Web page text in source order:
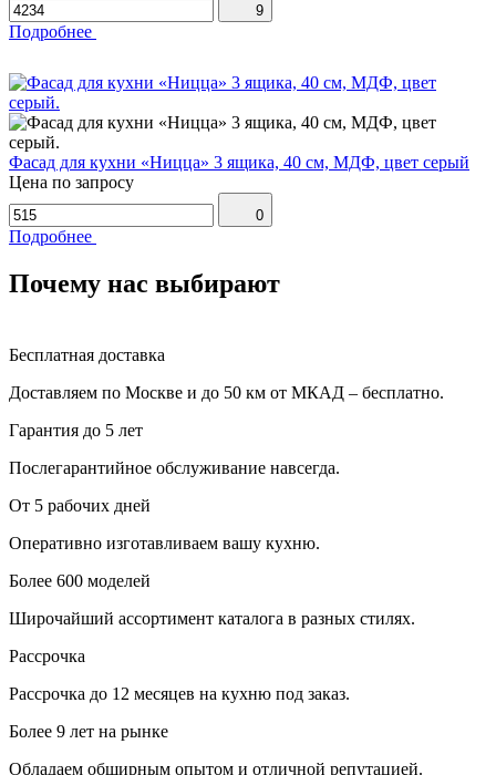
9
Подробнее
Фасад для кухни «Ницца» 3 ящика, 40 см, МДФ, цвет серый
Цена по запросу
0
Подробнее
Почему нас выбирают
Бесплатная доставка
Доставляем по Москве и до 50 км от МКАД – бесплатно.
Гарантия до 5 лет
Послегарантийное обслуживание навсегда.
От 5 рабочих дней
Оперативно изготавливаем вашу кухню.
Более 600 моделей
Широчайший ассортимент каталога в разных стилях.
Рассрочка
Рассрочка до 12 месяцев на кухню под заказ.
Более 9 лет на рынке
Обладаем обширным опытом и отличной репутацией.